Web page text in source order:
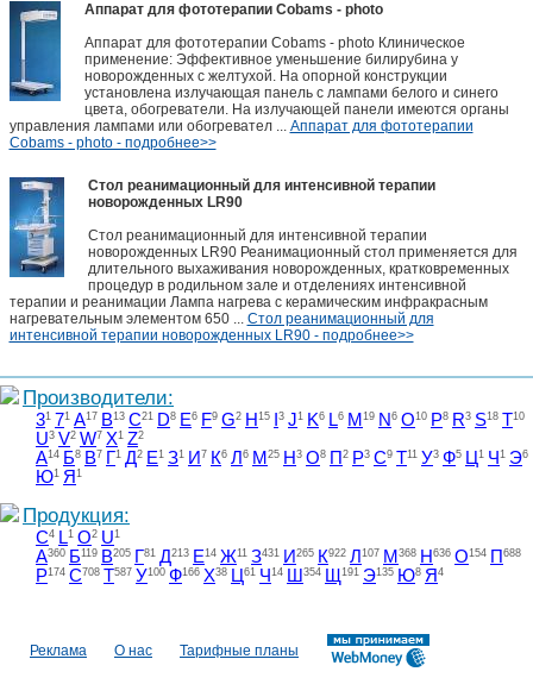
Аппарат для фототерапии Cobams - photo
Аппарат для фототерапии Cobams - photo Клиническое
применение: Эффективное уменьшение билирубина у
новорожденных с желтухой. На опорной конструкции
установлена излучающая панель с лампами белого и синего
цвета, обогреватели. На излучающей панели имеются органы
управления лампами или обогревател ... Аппарат для фототерапии
Cobams - photo - подробнее>>
Стол реанимационный для интенсивной терапии
новорожденных LR90
Стол реанимационный для интенсивной терапии
новорожденных LR90 Реанимационный стол применяется для
длительного выхаживания новорожденных, кратковременных
процедур в родильном зале и отделениях интенсивной
терапии и реанимации Лампа нагрева с керамическим инфракрасным
нагревательным элементом 650 ... Стол реанимационный для
интенсивной терапии новорожденных LR90 - подробнее>>
Производители:
31 71 A17 B13 C21 D8 E6 F9 G2 H 15 3 J1 K6 L6 M 19 N 6 O10 P8 R3 S18 T10
U3 V2 W7 X1 Z2
А14 Б8 В7 Г1 Д2 Е1 З1 И 7 К6 Л 6 М 25 Н 3 О8 П 2 Р3 С9 Т11 У3 Ф5 Ц 1 Ч 1 Э6
Ю1 Я 1
Продукция:
C4 L1 O2 U1
А360 Б119 В205 Г81 Д213 Е14 Ж11 З431 И 265 К922 Л 107 М 368 Н 636 О154 П 688
Р174 С708 Т587 У100 Ф166 Х38 Ц 61 Ч 14 Ш 354 Щ 191 Э135 Ю8 Я 4
Реклама О нас Тарифные планы